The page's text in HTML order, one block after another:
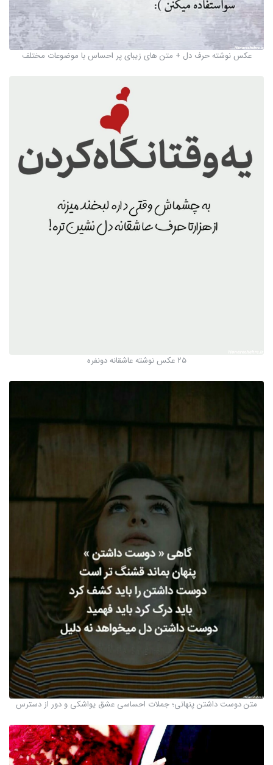
عکس نوشته حرف دل + متن های زیبای پر احساس با موضوعات مختلف
25 عکس نوشته عاشقانه دونفره
متن دوست داشتن پنهانی؛ جملات احساسی عشق یواشکی و دور از دسترس